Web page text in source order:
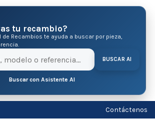
tu recambio?
de Recambios te ayuda a buscar por pieza,
BUSCAR AI
Buscar con Asistente AI
Contáctenos